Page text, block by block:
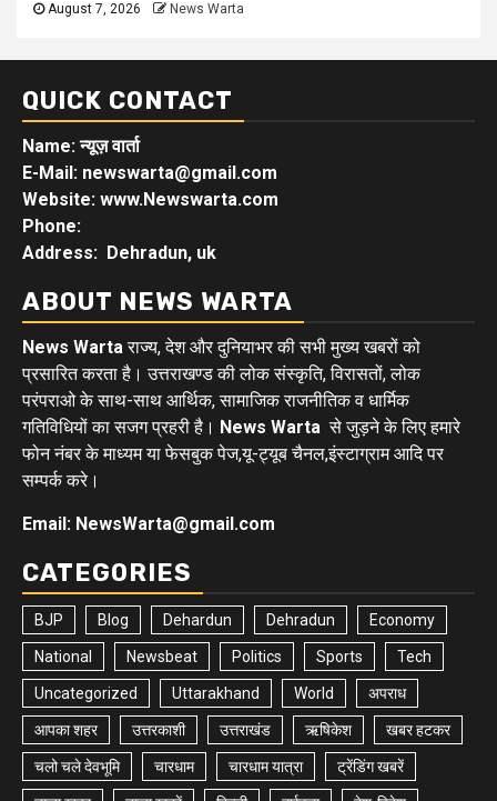
August 7, 2026 News Warta
QUICK CONTACT
Name: न्यूज़ वार्ता
E-Mail: newswarta@gmail.com
Website: www.Newswarta.com
Phone:
Address: Dehradun, uk
ABOUT NEWS WARTA
News Wartaराज्य, देश और दुनियाभर की सभी मुख्य खबरों को
प्रसारित करता है। उत्तराखण्ड की लोक संस्कृति, विरासतों, लोक
परंपराओ के साथ-साथ आर्थिक, सामाजिक राजनीतिक व धार्मिक
गतिविधियों का सजग प्रहरी है। News Warta से जुड़ने के लिए हमारे
फोन नंबर के माध्यम या फेसबुक पेज,यू-ट्यूब चैनल,इंस्टाग्राम आदि पर
सम्पर्क करे।
Email: NewsWarta@gmail.com
CATEGORIES
BJP Blog Dehardun Dehradun Economy
National Newsbeat Politics Sports Tech
Uncategorized Uttarakhand World अपराध
आपका शहर उत्तरकाशी उत्तराखंड ऋषिकेश खबर हटकर
चलो चले देवभूमि चारधाम चारधाम यात्रा ट्रेंडिंग खबरें